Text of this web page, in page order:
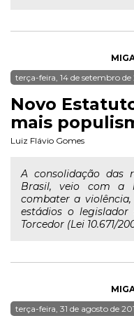
terça-feira, 14 de setembro de
Novo
mais
Luiz Flávio Gomes
A consolidação das
Brasil, veio com a
combater a
estádios o
Torcedor (Lei 10.671/
terça-feira, 31 de agosto de